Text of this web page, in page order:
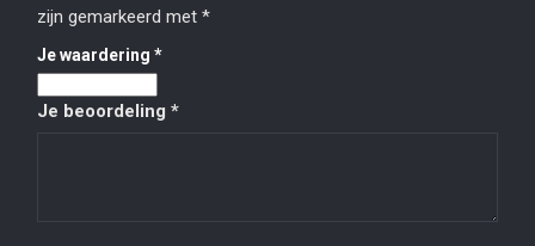
zijn gemarkeerd met *
Je waardering *
Je beoordeling *